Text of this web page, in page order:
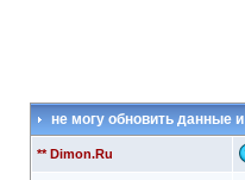
не могу обновить данные
** Dimon.Ru